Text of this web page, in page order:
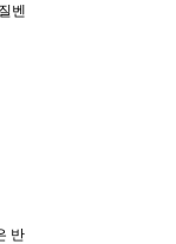
벤
반